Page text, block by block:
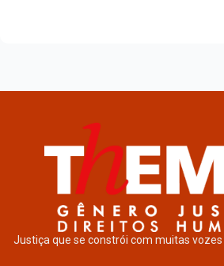
Justiça que se constrói com muitas